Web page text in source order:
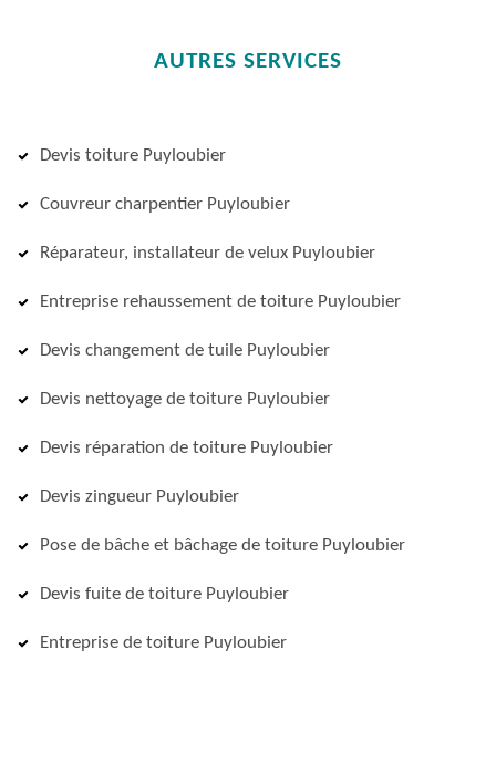
AUTRES SERVICES
Devis toiture Puyloubier
Couvreur charpentier Puyloubier
Réparateur, installateur de velux Puyloubier
Entreprise rehaussement de toiture Puyloubier
Devis changement de tuile Puyloubier
Devis nettoyage de toiture Puyloubier
Devis réparation de toiture Puyloubier
Devis zingueur Puyloubier
Pose de bâche et bâchage de toiture Puyloubier
Devis fuite de toiture Puyloubier
Entreprise de toiture Puyloubier